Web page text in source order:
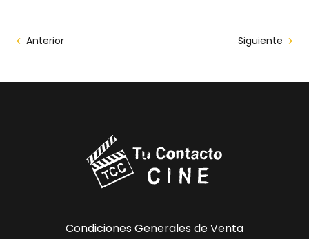
Anterior Siguiente
Condiciones Generales de Venta